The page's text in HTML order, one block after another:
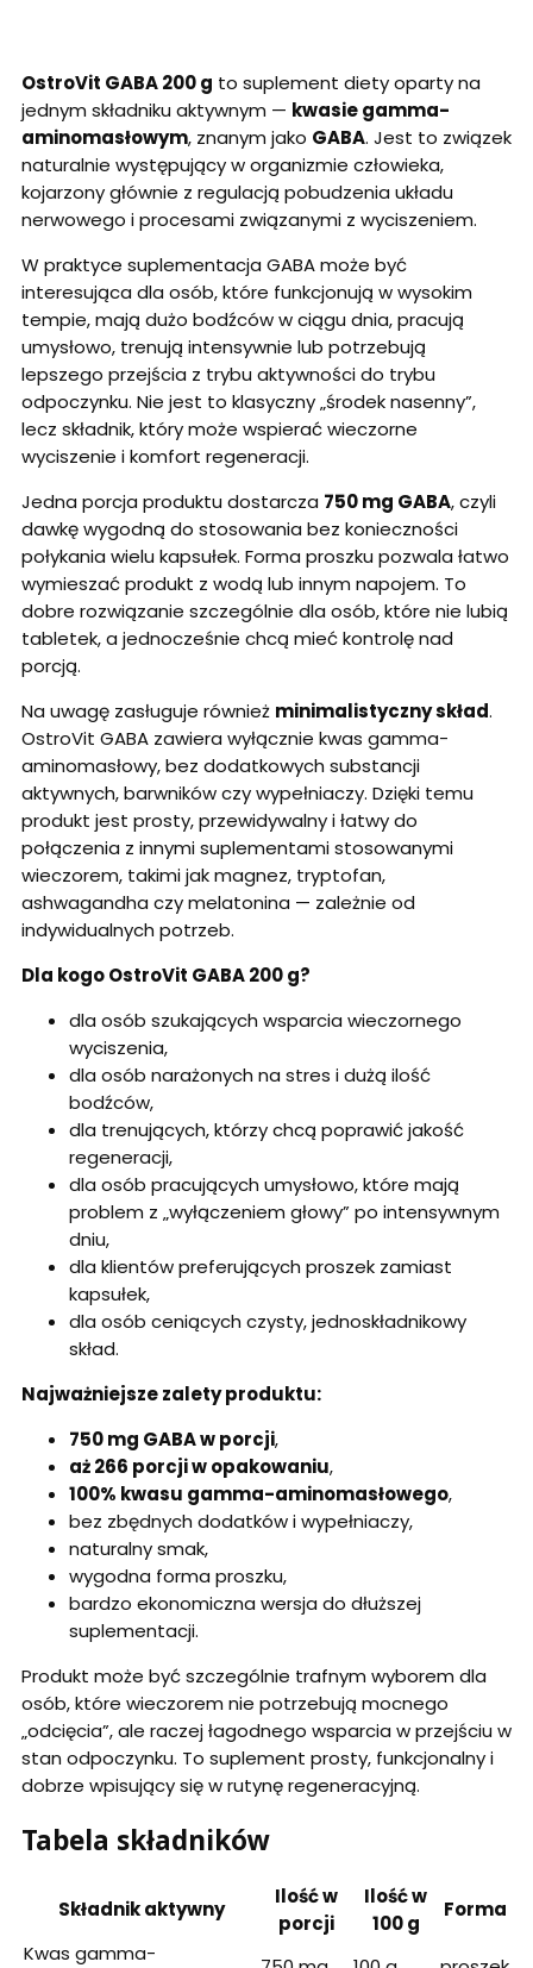
OstroVit GABA 200 g to suplement diety oparty na
jednym składniku aktywnym — kwasie gamma-
aminomasłowym, znanym jako GABA. Jest to związek
naturalnie występujący w organizmie człowieka,
kojarzony głównie z regulacją pobudzenia układu
nerwowego i procesami związanymi z wyciszeniem.
W praktyce suplementacja GABA może być
interesująca dla osób, które funkcjonują w wysokim
tempie, mają dużo bodźców w ciągu dnia, pracują
umysłowo, trenują intensywnie lub potrzebują
lepszego przejścia z trybu aktywności do trybu
odpoczynku. Nie jest to klasyczny „środek nasenny”,
lecz składnik, który może wspierać wieczorne
wyciszenie i komfort regeneracji.
Jedna porcja produktu dostarcza 750 mg GABA, czyli
dawkę wygodną do stosowania bez konieczności
połykania wielu kapsułek. Forma proszku pozwala łatwo
wymieszać produkt z wodą lub innym napojem. To
dobre rozwiązanie szczególnie dla osób, które nie lubią
tabletek, a jednocześnie chcą mieć kontrolę nad
porcją.
Na uwagę zasługuje również minimalistyczny skład.
OstroVit GABA zawiera wyłącznie kwas gamma-
aminomasłowy, bez dodatkowych substancji
aktywnych, barwników czy wypełniaczy. Dzięki temu
produkt jest prosty, przewidywalny i łatwy do
połączenia z innymi suplementami stosowanymi
wieczorem, takimi jak magnez, tryptofan,
ashwagandha czy melatonina — zależnie od
indywidualnych potrzeb.
Dla kogo OstroVit GABA 200 g?
dla osób szukających wsparcia wieczornego
wyciszenia,
dla osób narażonych na stres i dużą ilość
bodźców,
dla trenujących, którzy chcą poprawić jakość
regeneracji,
dla osób pracujących umysłowo, które mają
problem z „wyłączeniem głowy” po intensywnym
dniu,
dla klientów preferujących proszek zamiast
kapsułek,
dla osób ceniących czysty, jednoskładnikowy
skład.
Najważniejsze zalety produktu:
750 mg GABA w porcji,
aż 266 porcji w opakowaniu,
100% kwasu gamma-aminomasłowego,
bez zbędnych dodatków i wypełniaczy,
naturalny smak,
wygodna forma proszku,
bardzo ekonomiczna wersja do dłuższej
suplementacji.
Produkt może być szczególnie trafnym wyborem dla
osób, które wieczorem nie potrzebują mocnego
„odcięcia”, ale raczej łagodnego wsparcia w przejściu w
stan odpoczynku. To suplement prosty, funkcjonalny i
dobrze wpisujący się w rutynę regeneracyjną.
Tabela składników
Składnik aktywny
Ilość w
porcji
Ilość w
100 g
Forma
Kwas gamma-